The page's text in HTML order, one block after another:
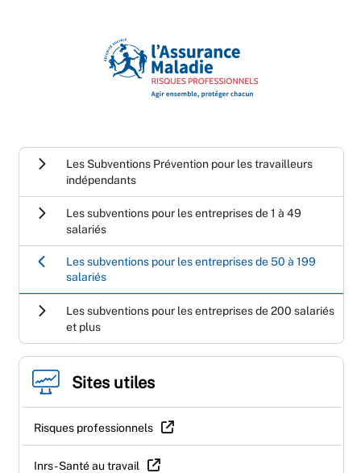
Les Subventions Prévention pour les travailleurs
indépendants
Les subventions pour les entreprises de 1 à 49
salariés
Les subventions pour les entreprises de 50 à 199
salariés
Les subventions pour les entreprises de 200 salariés
et plus
Sites utiles
Risques professionnels
Inrs - Santé au travail